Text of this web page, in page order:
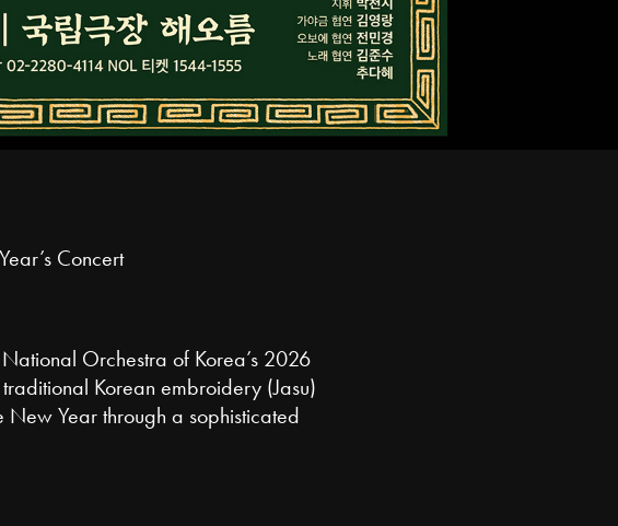
Concert
Orchestra of Korea’s 2026
Korean embroidery (Jasu)
Year through a sophisticated